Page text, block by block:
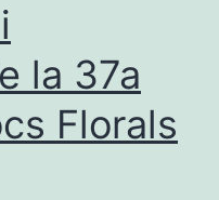
la 37a
Florals